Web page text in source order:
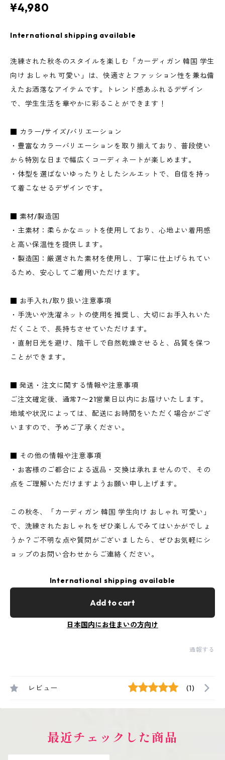
¥4,980
International shipping available
洗練された秋冬のスタイルを楽しむ「カーディガン 韓国 学生
向け おしゃれ 可愛い」は、快適さとファッション性を兼ね備
えたお洒落なアイテムです。トレンド感あふれるデザイン
で、学生生活を華やかに彩ることができます！
■ カラー/サイズ/バリエーション
・豊富なカラーバリエーションを取り揃えており、普段使い
から特別な日まで幅広くコーディネートが楽しめます。
・体型を選ばないゆったりとしたシルエットで、自信を持っ
て着こなせるデザインです。
■ 素材/製造国
・主素材：柔らかなニットを使用しており、心地よい着用感
と高い保温性を提供します。
・製造国：厳選された素材を使用し、丁寧に仕上げられてい
るため、安心してご着用いただけます。
■ お手入れ/取り扱い注意事項
・手洗いや洗濯ネットの使用を推奨し、大切にお手入れいた
だくことで、長持ちさせていただけます。
・直射日光を避け、陰干しで自然乾燥させると、品質を保つ
ことができます。
■ 発送・注文に関する情報や注意事項
ご注文確定後、通常7〜21営業日以内にお届けいたします。
地域や状況によっては、配送にお時間をいただく場合がござ
いますので、予めご了承ください。
■ その他の情報や注意事項
・お客様のご都合による返品・交換は承れませんので、その
点をご理解いただけますようお願い申し上げます。
この秋冬、「カーディガン 韓国 学生向け おしゃれ 可愛い」
で、洗練されたおしゃれをぜひ楽しんでみてはいかがでしょ
うか？ご不明な点や質問がございましたら、ぜひお気軽にシ
ョップのお問い合わせからご連絡ください。
International shipping available
Add to cart
日本国内にお住まいの方向け
通報する
レビュー (1)
最近チェックした商品